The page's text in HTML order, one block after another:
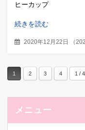
ヒーカップ
続きを読む
2020年12月22日 （
1 2 3 4 1 / 4
メニュー